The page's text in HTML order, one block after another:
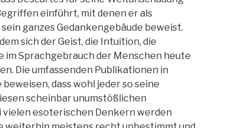
einführt, mit denen er als
ganzes Gedankengebäude beweist.
dem sich der Geist, die Intuition, die
im Sprachgebrauch der Menschen heute
Die umfassenden Publikationen in
dass wohl jeder so seine
scheinbar unumstößlichen
vielen esoterischen Denkern werden